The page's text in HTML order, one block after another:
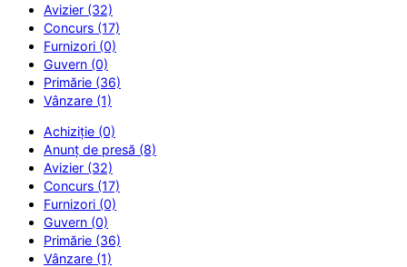
Avizier (32)
Concurs (17)
Furnizori (0)
Guvern (0)
Primărie (36)
Vânzare (1)
Achiziție (0)
Anunț de presă (8)
Avizier (32)
Concurs (17)
Furnizori (0)
Guvern (0)
Primărie (36)
Vânzare (1)